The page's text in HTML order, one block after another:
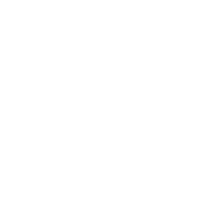
Daten nehmen.
senden Ihnen einen Auszug
Stammkunden einer Website
Besuchern gesetzt wird und
beabsichtigt in der
Daten erhoben. Sie
wie bereits dargestellt.
gewährleistet.